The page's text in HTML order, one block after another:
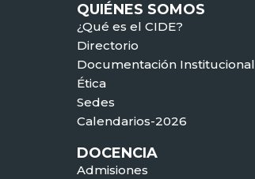
QUIÉNES SOMOS
¿Qué es el CIDE?
Directorio
Documentación Institucional
Ética
Sedes
Calendarios-2026
DOCENCIA
Admisiones